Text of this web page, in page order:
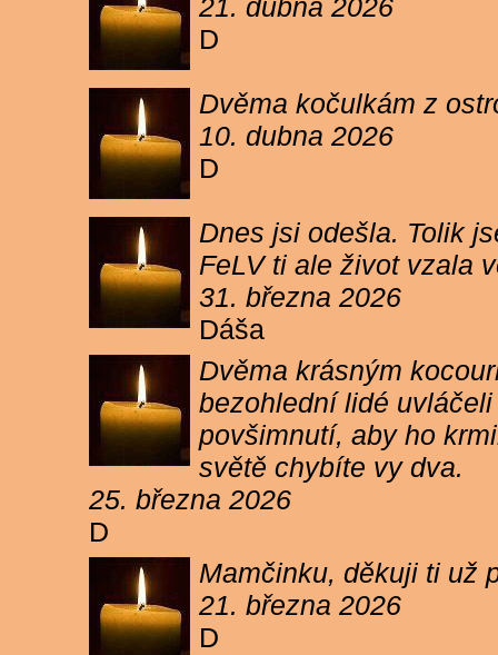
21. dubna 2026
D
Dvěma kočulkám z
10. dubna 2026
D
Dnes jsi odešla. Tolik
FeLV ti ale život vzala
31. března 2026
Dáša
Dvěma krásným
bezohlední lidé
povšimnutí, aby ho
světě chybíte vy dva.
25. března 2026
D
Mamčinku, děkuji ti už
21. března 2026
D